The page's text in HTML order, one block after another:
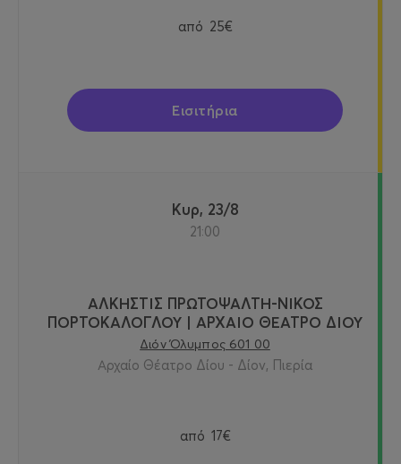
από 25€
Εισιτήρια
Κυρ, 23/8
21:00
ΑΛΚΗΣΤΙΣ ΠΡΩΤΟΨΑΛΤΗ-ΝΙΚΟΣ
ΠΟΡΤΟΚΑΛΟΓΛΟΥ | ΑΡΧΑΙΟ ΘΕΑΤΡΟ ΔΙΟΥ
Διόν Όλυμπος 601 00
Αρχαίο Θέατρο Δίου - Δίον, Πιερία
από 17€